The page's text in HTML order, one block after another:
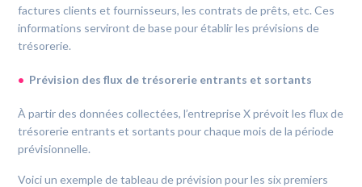
factures clients et fournisseurs, les contrats de prêts, etc. Ces
informations serviront de base pour établir les prévisions de
trésorerie.
Prévision des flux de trésorerie entrants et sortants
À partir des données collectées, l’entreprise X prévoit les flux de
trésorerie entrants et sortants pour chaque mois de la période
prévisionnelle.
Voici un exemple de tableau de prévision pour les six premiers